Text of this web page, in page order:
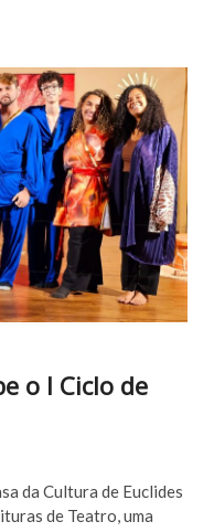
o I Ciclo de
da Cultura de Euclides
de Teatro, uma